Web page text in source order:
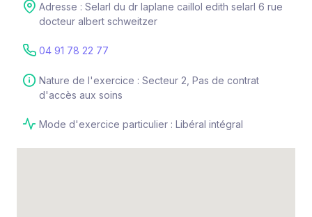
Adresse : Selarl du dr laplane caillol edith selarl 6 rue
docteur albert schweitzer
04 91 78 22 77
Nature de l'exercice : Secteur 2, Pas de contrat
d'accès aux soins
Mode d'exercice particulier : Libéral intégral